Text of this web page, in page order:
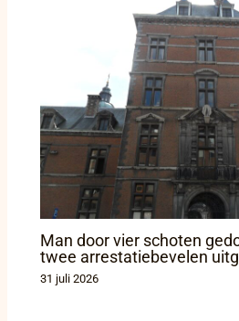
Man door vier schoten
twee arrestatiebevelen
31 juli 2026